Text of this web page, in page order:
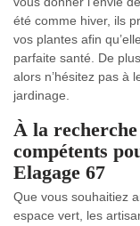
été comme hiver, ils
vos plantes afin
parfaite santé. De
alors n’hésitez pas à
jardinage.
À la
compétents
Elagage 67
Que vous souhaitiez
espace vert, les